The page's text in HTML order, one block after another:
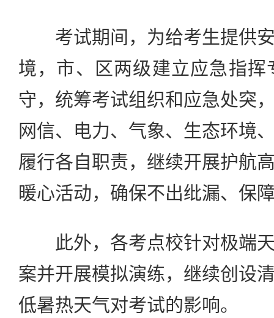
考试期间，为给考生提供安
境，市、区两级建立应急指
守，统筹考试组织和应急处突
网信、电力、气象、生态环境
履行各自职责，继续开展护航
暖心活动，确保不出纰漏、保
此外，各考点校针对极端天
案并开展模拟演练，继续创设
低暑热天气对考试的影响。